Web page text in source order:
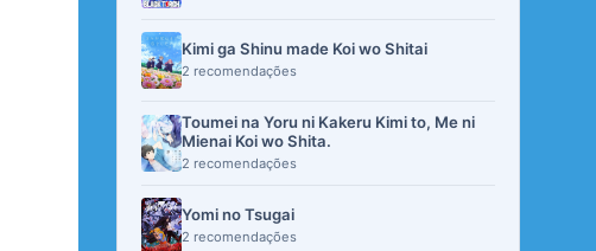
Kimi ga Shinu made Koi wo Shitai
2 recomendações
Toumei na Yoru ni Kakeru Kimi to, Me ni
Mienai Koi wo Shita.
2 recomendações
Yomi no Tsugai
2 recomendações